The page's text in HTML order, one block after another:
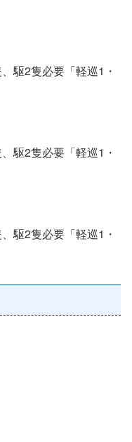
駆2隻必要「軽巡1・
駆2隻必要「軽巡1・
駆2隻必要「軽巡1・